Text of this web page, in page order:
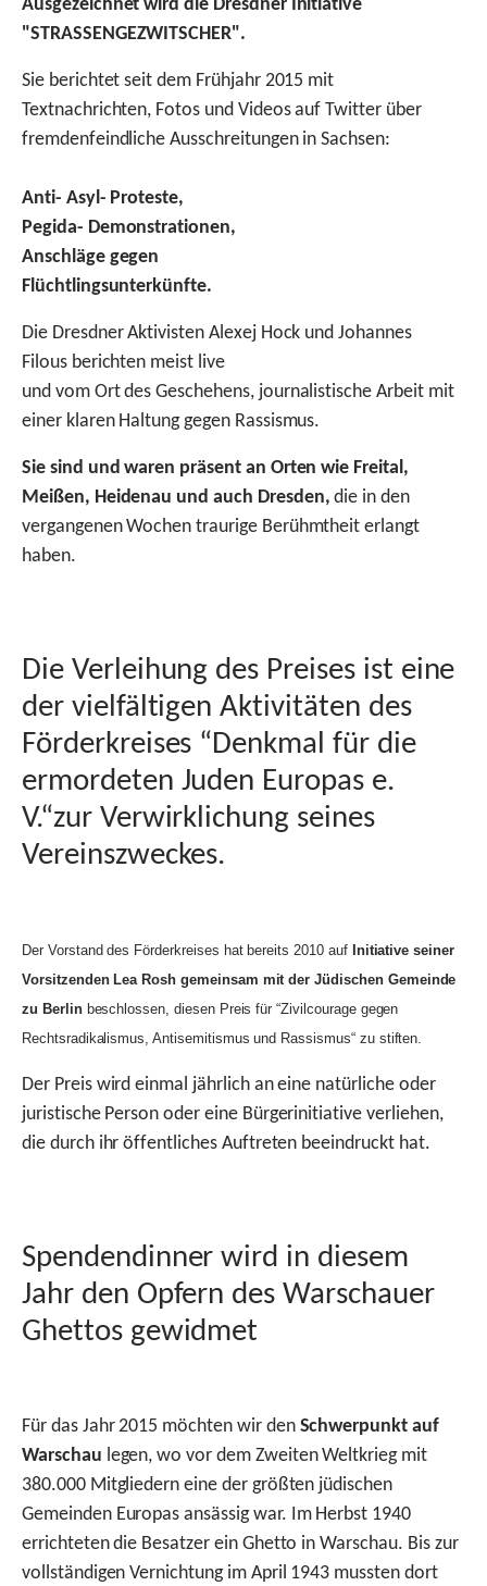
Ausgezeichnet wird die Dresdner Initiative
"STRASSENGEZWITSCHER".
Sie berichtet seit dem Frühjahr 2015 mit
Textnachrichten, Fotos und Videos auf Twitter über
fremdenfeindliche Ausschreitungen in Sachsen:
Anti- Asyl- Proteste,
Pegida- Demonstrationen,
Anschläge gegen
Flüchtlingsunterkünfte.
Die Dresdner Aktivisten Alexej Hock und Johannes
Filous berichten meist live
und vom Ort des Geschehens, journalistische Arbeit mit
einer klaren Haltung gegen Rassismus.
Sie sind und waren präsent an Orten wie Freital,
Meißen, Heidenau und auch Dresden, die in den
vergangenen Wochen traurige Berühmtheit erlangt
haben.
Die Verleihung des Preises ist eine
der vielfältigen Aktivitäten des
Förderkreises “Denkmal für die
ermordeten Juden Europas e.
V.“zur Verwirklichung seines
Vereinszweckes.
Der Vorstand des Förderkreises hat bereits 2010 auf Initiative seiner
Vorsitzenden Lea Rosh gemeinsam mit der Jüdischen Gemeinde
zu Berlinbeschlossen, diesen Preis für “Zivilcourage gegen
Rechtsradikalismus, Antisemitismus und Rassismus“ zu stiften.
Der Preis wird einmal jährlich an eine natürliche oder
juristische Person oder eine Bürgerinitiative verliehen,
die durch ihr öffentliches Auftreten beeindruckt hat.
Spendendinner wird in diesem
Jahr den Opfern des Warschauer
Ghettos gewidmet
Für das Jahr 2015 möchten wir den Schwerpunkt auf
Warschau legen, wo vor dem Zweiten Weltkrieg mit
380.000 Mitgliedern eine der größten jüdischen
Gemeinden Europas ansässig war. Im Herbst 1940
errichteten die Besatzer ein Ghetto in Warschau. Bis zur
vollständigen Vernichtung im April 1943 mussten dort